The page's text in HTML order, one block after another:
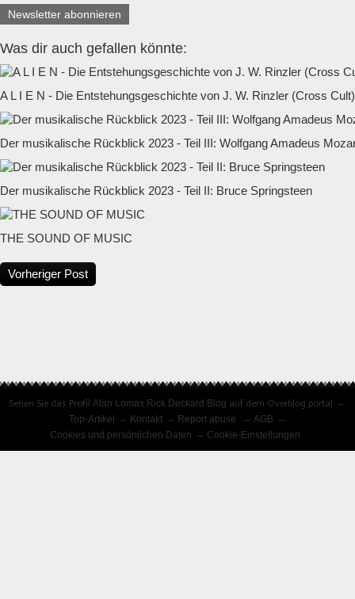
Newsletter abonnieren
Was dir auch gefallen könnte:
A L I E N - Die Entstehungsgeschichte von J. W. Rinzler (Cross Cult)
Der musikalische Rückblick 2023 - Teil III: Wolfgang Amadeus
Der musikalische Rückblick 2023 - Teil II: Bruce Springsteen
THE SOUND OF MUSIC
Vorheriger Post
Sehen Sie das ProfilAlan Lomax Rick Deckard Blog auf dem Overblog portal
Top-Artikel
Kontakt Report abuse
AGB
Cookies und persönlichen Daten
Cookie-Einstellungen